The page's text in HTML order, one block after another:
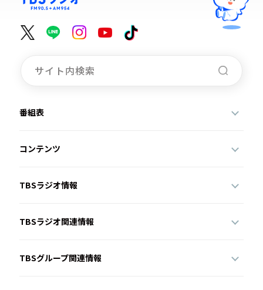
番組表
コンテンツ
TBSラジオ情報
TBSラジオ関連情報
TBSグループ関連情報